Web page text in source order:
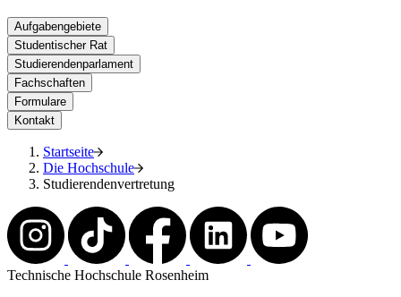
Aufgabengebiete
Studentischer Rat
Studierendenparlament
Fachschaften
Formulare
Kontakt
Startseite
Die Hochschule
Studierendenvertretung
Technische Hochschule Rosenheim